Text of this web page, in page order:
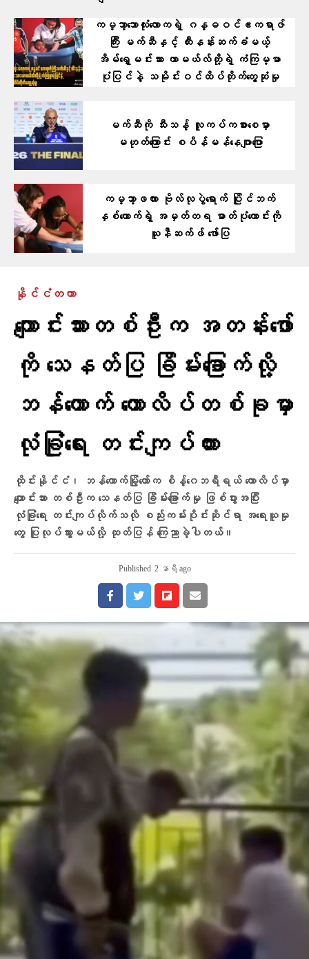
ကမ္ဘာ့ဘောလုံးလောကရဲ့ ဂန္ဓဝင်ဧကရာဇ်
ကြီး မက်ဆီနှင့် ထီးနန်းဆက်ခံမယ့်
အိမ်ရှေ့မင်းသား ယာမယ်လ်တို့ရဲ့ ကံကြမ္မာ
ပုံပြင်နဲ့ သမိုင်းဝင်ထိပ်တိုက်တွေ့ဆုံမှု
မက်ဆီကို သီးသန့် လူကပ်ကစားစေမှာ
မဟုတ်ကြောင်း စပိန်မန်နေဂျာပြော
ကမ္ဘာ့ဖလား ဗိုလ်လုပွဲရောက် ပြိုင်ဘက်
နှစ်ယောက်ရဲ့ အမှတ်တရ ဓာတ်ပုံဟောင်းကို
ယူနီဆက်ဖ် ဖော်ပြ
နိုင်ငံတကာ
ကျောင်းသားတစ်ဦးက အတန်းဖော်
ကို သေနတ်ပြ ခြိမ်းခြောက်လို့
ဘန်ကောက် ကောလိပ်တစ်ခုမှာ
လုံခြုံရေး တင်းကျပ်ထား
ထိုင်းနိုင်ငံ၊ ဘန်ကောက်မြို့တော်က စိန့်ဂေဘရီရယ် ကောလိပ်မှာ
ကျောင်းသား တစ်ဦးက သေနတ်ပြ ခြိမ်းခြောက်မှု ဖြစ်ပွားအပြီး
လုံခြုံရေး တင်းကျပ်လိုက်သလို စည်းကမ်းပိုင်းဆိုင်ရာ အရေးယူမှု
တွေ ပြုလုပ်သွားမယ်လို့ ထုတ်ပြန် ကြေညာခဲ့ပါတယ်။
Published 2 နာရီ ago